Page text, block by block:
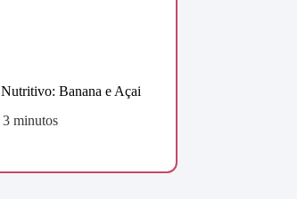
Banana e Açai
3 minutos